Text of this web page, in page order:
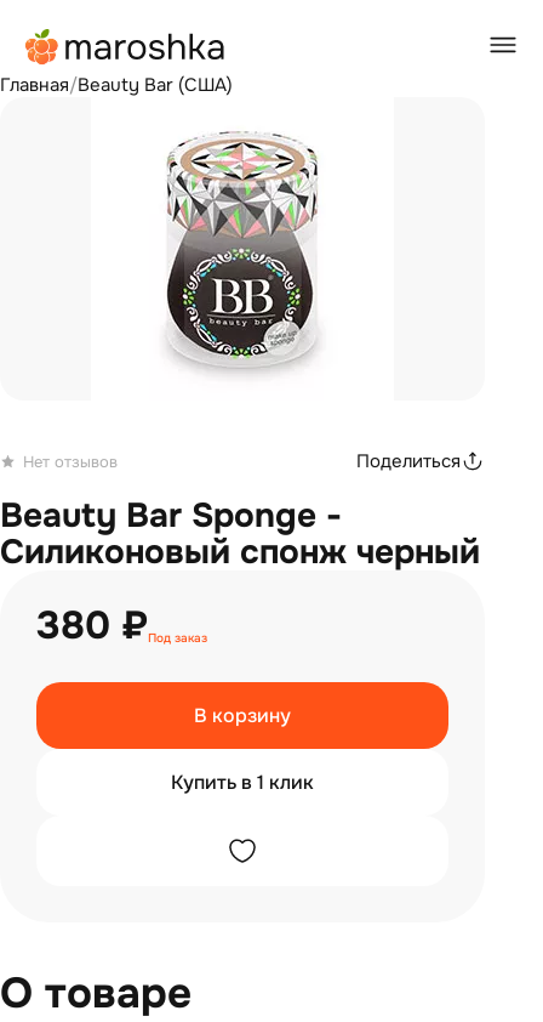
Главная/Beauty Bar (США)
Нет отзывов Поделиться
Beauty Bar Sponge -
Силиконовый спонж черный
380 ₽Под заказ
В корзину
Купить в 1 клик
О товаре